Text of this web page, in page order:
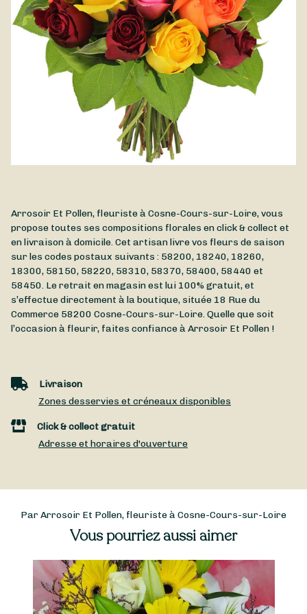
Arrosoir Et Pollen, fleuriste à Cosne-Cours-sur-Loire, vous
propose toutes ses compositions florales en click & collect et
en livraison à domicile. Cet artisan livre vos fleurs de saison
sur les codes postaux suivants : 58200, 18240, 18260,
18300, 58150, 58220, 58310, 58370, 58400, 58440 et
58450. Le retrait en magasin est lui 100% gratuit, et
s’effectue directement à la boutique, située 18 Rue du
Commerce 58200 Cosne-Cours-sur-Loire. Quelle que soit
l’occasion à fleurir, faites confiance à Arrosoir Et Pollen !
Livraison
Zones desservies et créneaux disponibles
Click & collect gratuit
Adresse et horaires d'ouverture
Par Arrosoir Et Pollen, fleuriste à Cosne-Cours-sur-Loire
Vous pourriez aussi aimer